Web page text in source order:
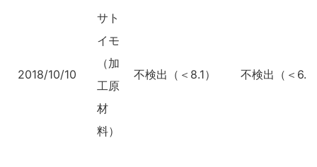
2018/10/10
サト
イモ
（加
工原
材
料）
不検出（＜8.1） 不検出（＜6.0